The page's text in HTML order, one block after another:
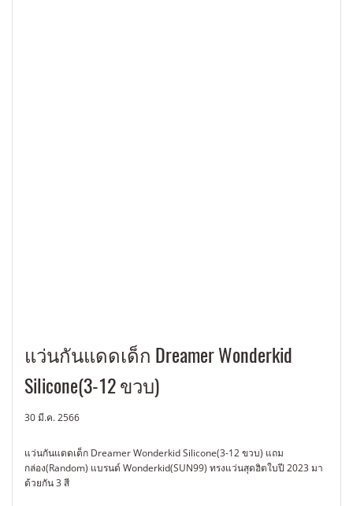
แว่นกันแดดเด็ก Dreamer Wonderkid
Silicone(3-12 ขวบ)
30 มี.ค. 2566
แว่นกันแดดเด็ก Dreamer Wonderkid Silicone(3-12 ขวบ) แถม
กล่อง(Random) แบรนด์ Wonderkid(SUN99) ทรงแว่นสุดฮิตใบปี 2023 มา
ด้วยกัน 3 สี